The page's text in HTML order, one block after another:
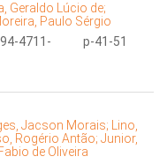
Geraldo Lúcio de;
Paulo Sérgio
4711-
p-41-51
Jacson Morais; Lino,
Rogério Antão; Junior,
de Oliveira